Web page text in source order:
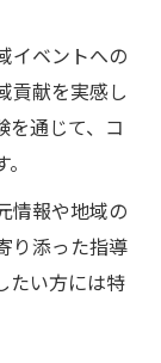
イベントへの
貢献を実感し
を通じて、コ
情報や地域の
り添った指導
たい方には特